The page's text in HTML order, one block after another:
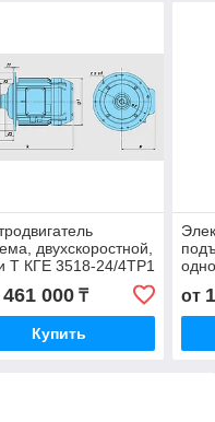
двухскоростной,
T КГЕ 3518-24/4ТР1
3518-24/4TP1 КГ
4 ТР1 KG
000₸
Купить
от